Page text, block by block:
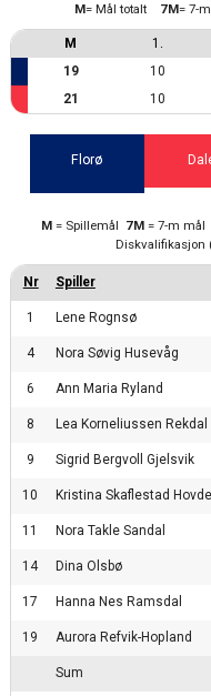
M 1.
M= Mål totalt 7M= 7-
19 10
21
10
Florø
1 Lene Rognsø
4 Nora Søvig Husevåg
6 Ann Maria Ryland
8 Lea Korneliussen Rekdal
9 Sigrid Bergvoll Gjelsvik
10 Kristina Skaflestad
11 Nora Takle Sandal
14 Dina Olsbø
17 Hanna Nes Ramsdal
19 Aurora Refvik-Hopland
Sum
M= Spillemål 7M= 7-m mål
Diskvalifikasjon